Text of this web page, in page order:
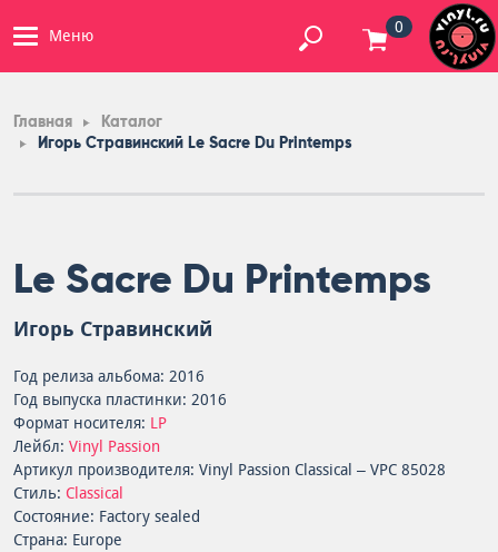
Меню 0
Главная
Каталог
Игорь Стравинский Le Sacre Du Printemps
Le Sacre Du Printemps
Игорь Стравинский
Год релиза альбома: 2016
Год выпуска пластинки: 2016
Формат носителя: LP
Лейбл: Vinyl Passion
Артикул производителя: Vinyl Passion Classical – VPC 85028
Стиль: Classical
Состояние: Factory sealed
Страна: Europe